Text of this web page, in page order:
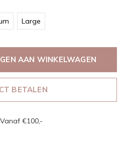
Large
AAN WINKELWAGEN
BETALEN
Vanaf €100,-